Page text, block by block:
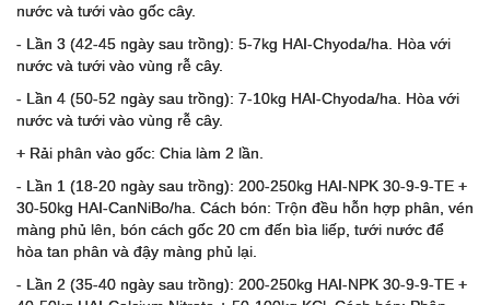
nước và tưới vào gốc cây.
- Lần 3 (42-45 ngày sau trồng): 5-7kg HAI-Chyoda/ha. Hòa với
nước và tưới vào vùng rễ cây.
- Lần 4 (50-52 ngày sau trồng): 7-10kg HAI-Chyoda/ha. Hòa với
nước và tưới vào vùng rễ cây.
+ Rải phân vào gốc: Chia làm 2 lần.
- Lần 1 (18-20 ngày sau trồng): 200-250kg HAI-NPK 30-9-9-TE +
30-50kg HAI-CanNiBo/ha. Cách bón: Trộn đều hỗn hợp phân, vén
màng phủ lên, bón cách gốc 20 cm đến bìa liếp, tưới nước để
hòa tan phân và đậy màng phủ lại.
- Lần 2 (35-40 ngày sau trồng): 200-250kg HAI-NPK 30-9-9-TE +